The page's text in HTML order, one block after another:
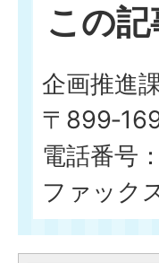
この
企画推進
〒
電話番号
ファック